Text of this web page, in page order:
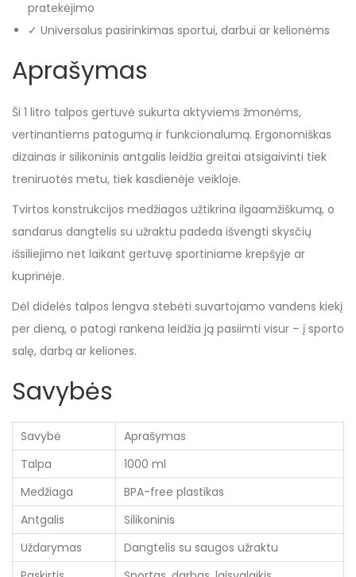
pratekėjimo
✓ Universalus pasirinkimas sportui, darbui ar kelionėms
Aprašymas
Ši 1 litro talpos gertuvė sukurta aktyviems žmonėms,
vertinantiems patogumą ir funkcionalumą. Ergonomiškas
dizainas ir silikoninis antgalis leidžia greitai atsigaivinti tiek
treniruotės metu, tiek kasdienėje veikloje.
Tvirtos konstrukcijos medžiagos užtikrina ilgaamžiškumą, o
sandarus dangtelis su užraktu padeda išvengti skysčių
išsiliejimo net laikant gertuvę sportiniame krepšyje ar
kuprinėje.
Dėl didelės talpos lengva stebėti suvartojamo vandens kiekį
per dieną, o patogi rankena leidžia ją pasiimti visur – į sporto
salę, darbą ar keliones.
Savybės
Savybė
Aprašymas
Talpa
1000 ml
Medžiaga
BPA-free plastikas
Antgalis
Silikoninis
Uždarymas
Dangtelis su saugos užraktu